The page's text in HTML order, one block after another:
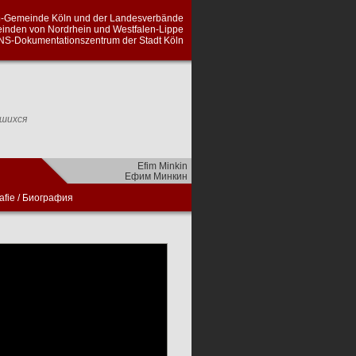
Gemeinde Köln und der Landesverbände
von Nordrhein und Westfalen-Lippe
Dokumentationszentrum der Stadt Köln
Efim Minkin
Ефим Минкин
/ Биография